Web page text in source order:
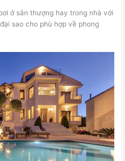
ở sân thượng hay trong nhà với
sao cho phù hợp về phong